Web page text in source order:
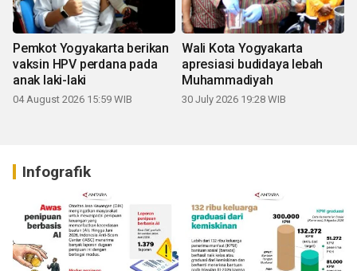
Pemkot Yogyakarta berikan
vaksin HPV perdana pada
anak laki-laki
04 August 2026 15:59 WIB
Wali Kota Yogyakarta
apresiasi budidaya lebah
Muhammadiyah
30 July 2026 19:28 WIB
Infografik